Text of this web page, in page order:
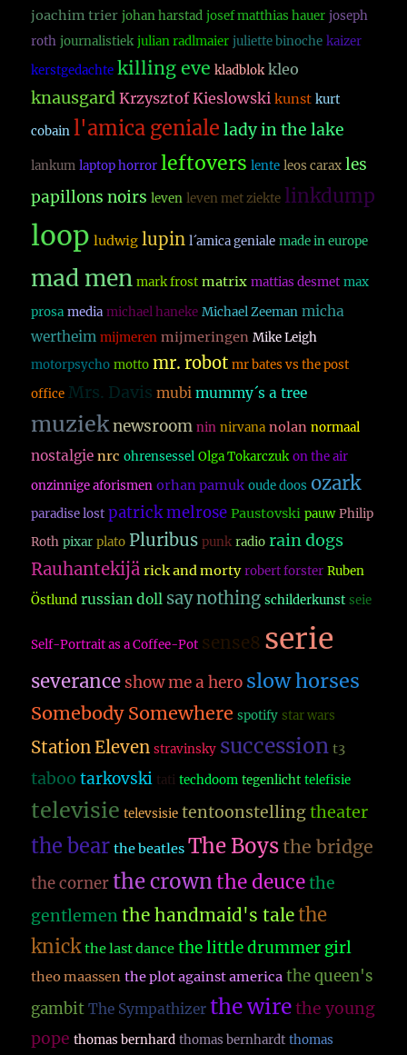
joachim trier johan harstad josef matthias hauer joseph
roth journalistiek julian radlmaier juliette binoche kaizer
kerstgedachte killing eve kladblok kleo
knausgard Krzysztof Kieslowski kunst kurt
cobain l'amica geniale lady in the lake
lankum laptop horror leftovers lente leos carax les
papillons noirs leven leven met ziekte linkdump
loop ludwig lupin l´amica geniale made in europe
mad men mark frost matrix mattias desmet max
prosa media michael haneke Michael Zeeman micha
wertheim mijmeren mijmeringen Mike Leigh
motorpsycho motto mr. robot mr bates vs the post
office Mrs. Davis mubi mummy´s a tree
muzieknewsroom nin nirvana nolan normaal
nostalgie nrc ohrensessel Olga Tokarczuk on the air
onzinnige aforismen orhan pamuk oude doos ozark
paradise lost patrick melrose Paustovski pauw Philip
Roth pixar plato Pluribus punk radio rain dogs
Rauhantekijä rick and morty robert forster Ruben
Östlund russian doll say nothing schilderkunst seie
Self-Portrait as a Coffee-Pot sense8 serie
severance show me a hero slow horses
Somebody Somewhere spotify star wars
Station Eleven stravinsky succession t3
taboo tarkovski tati techdoom tegenlicht telefisie
televisie televsisie tentoonstelling theater
the bear the beatles The Boysthe bridge
the corner the crownthe deuce the
gentlemen the handmaid's talethe
knick the last dance the little drummer girl
theo maassen the plot against america the queen's
gambit The Sympathizer the wire the young
pope thomas bernhard thomas bernhardt thomas